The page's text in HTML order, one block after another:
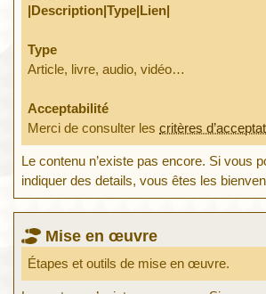
|Description|Type|Lien|
Type
Article, livre, audio, vidéo…
Acceptabilité
Merci de consulter lescritères
Le contenu n’existe pas encore. Si vous
indiquer des details, vous êtes les
Mise en œuvre
Étapes et outils de mise en œuvre.